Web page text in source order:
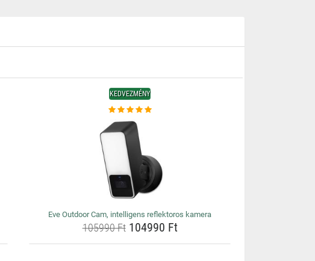
KEDVEZMÉNY
Eve Outdoor Cam, intelligens reflektoros kamera
105990 Ft104990 Ft